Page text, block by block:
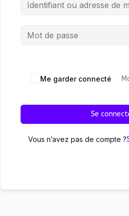
Me garder connecté
Se
Vous n’avez pas de compte ?